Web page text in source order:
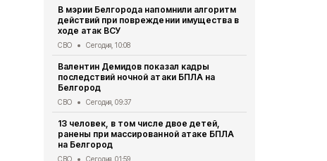
В мэрии Белгорода напомнили алгоритм
действий при повреждении имущества в
ходе атак ВСУ
СВО Сегодня, 10:08
Валентин Демидов показал кадры
последствий ночной атаки БПЛА на
Белгород
СВО Сегодня, 09:37
13 человек, в том числе двое детей,
ранены при массированной атаке БПЛА
на Белгород
СВО Сегодня, 01:59